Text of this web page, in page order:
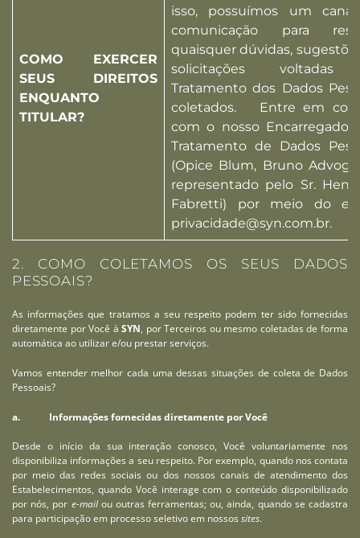
COMO EXERCER
SEUS DIREITOS
ENQUANTO
TITULAR?
isso, possuímos um
comunicação para
quaisquer dúvidas,
solicitações voltadas
Tratamento dos Dados
coletados. Entre em
com o nosso Encarregado
Tratamento de Dados
(Opice Blum, Bruno
representado pelo Sr.
Fabretti) por meio do e-
privacidade@syn.com.br.
2. COMO COLETAMOS OS SEUS DADOS
PESSOAIS?
As informações que tratamos a seu respeito podem ter sido fornecidas
diretamente por Você àSYN, por Terceiros ou mesmo coletadas de forma
automática ao utilizar e/ou prestar serviços.
Vamos entender melhor cada uma dessas situações de coleta de Dados
Pessoais?
a. Informações fornecidas diretamente por Você
Desde o início da sua interação conosco, Você voluntariamente nos
disponibiliza informações a seu respeito. Por exemplo, quando nos contata
por meio das redes sociais ou dos nossos canais de atendimento dos
Estabelecimentos, quando Você interage com o conteúdo disponibilizado
por nós, por e-mailou outras ferramentas; ou, ainda, quando se cadastra
para participação em processo seletivo em nossos sites.